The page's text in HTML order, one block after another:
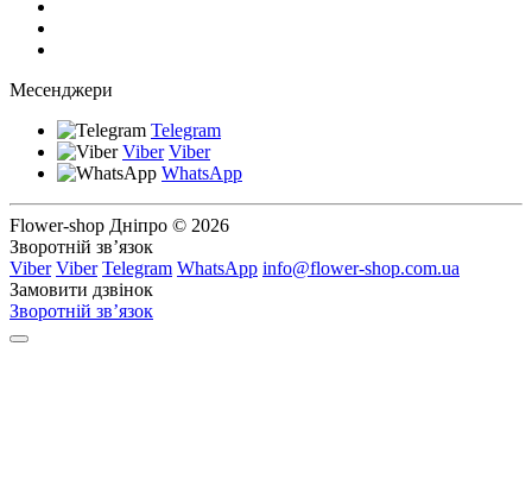
Месенджери
Telegram
Viber Viber
WhatsApp
Flower-shop Дніпро © 2026
Зворотній зв’язок
Viber Viber Telegram WhatsApp info@flower-shop.com.ua
Замовити дзвінок
Зворотній зв’язок